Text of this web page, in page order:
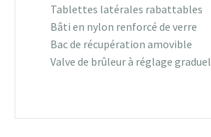
Tablettes latérales rabattables
Bâti en nylon renforcé de verre
Bac de récupération amovible
Valve de brûleur à réglage graduel